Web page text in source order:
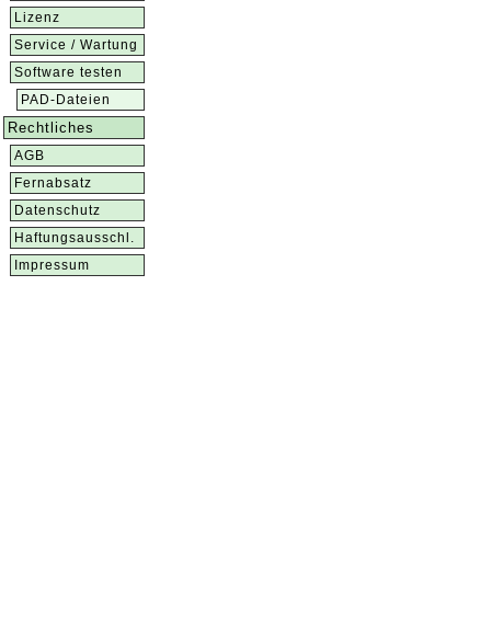
Lizenz
Service / Wartung
Software testen
PAD-Dateien
Rechtliches
AGB
Fernabsatz
Datenschutz
Haftungsausschl.
Impressum